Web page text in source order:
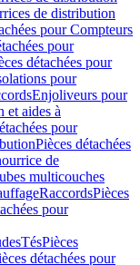
de distribution
pour Compteurs
pour
détachées pour
pour
Enjoliveurs pour
et aides à
pour
Pièces détachées
de
multicouches
RaccordsPièces
pour
TésPièces
détachées pour